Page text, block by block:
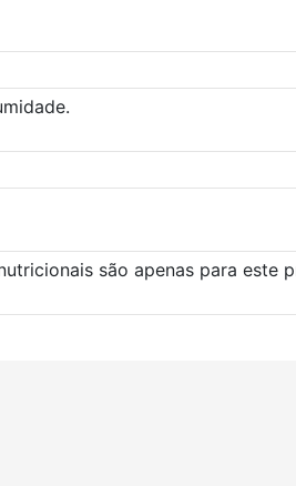
são apenas para este